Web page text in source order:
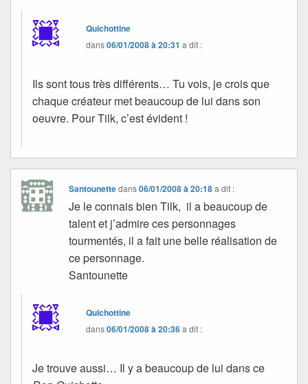
Quichottine
dans06/01/2008 à 20:31 a dit :
Ils sont tous très différents… Tu vois, je crois que
chaque créateur met beaucoup de lui dans son
oeuvre. Pour Tilk, c’est évident !
Santounettedans06/01/2008 à 20:18 a dit :
Je le connais bien Tilk, il a beaucoup de
talent et j’admire ces personnages
tourmentés, il a fait une belle réalisation de
ce personnage.
Santounette
Quichottine
dans06/01/2008 à 20:36a dit :
Je trouve aussi… Il y a beaucoup de lui dans ce